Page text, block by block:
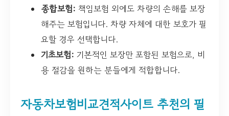
종합보험: 책임보험 외에도 차량의 손해를 보장
해주는 보험입니다. 차량 자체에 대한 보호가 필
요할 경우 선택합니다.
기초보험: 기본적인 보장만 포함된 보험으로, 비
용 절감을 원하는 분들에게 적합합니다.
자동차보험비교견적사이트 추천의 필